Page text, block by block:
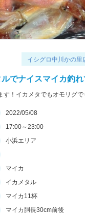
イシグロ中川かの里
でナイスマイカ釣れ
2022/05/08
17:00～23:00
小浜エリア
マイカ
イカメタル
マイカ11杯
マイカ胴長30cm前後